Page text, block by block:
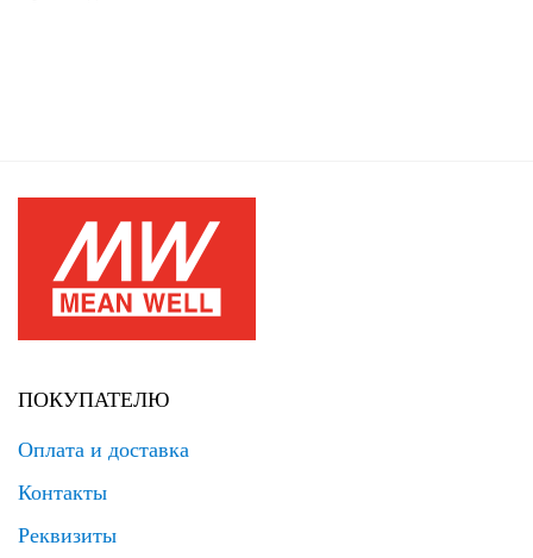
ПОКУПАТЕЛЮ
Оплата и доставка
Контакты
Реквизиты